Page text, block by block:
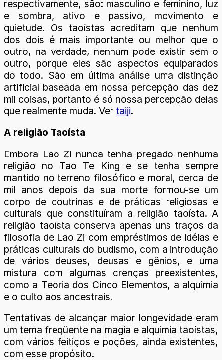
respectivamente, são: masculino e feminino, luz
e sombra, ativo e passivo, movimento e
quietude. Os taoístas acreditam que nenhum
dos dois é mais importante ou melhor que o
outro, na verdade, nenhum pode existir sem o
outro, porque eles são aspectos equiparados
do todo. São em última análise uma distinção
artificial baseada em nossa percepção das dez
mil coisas, portanto é só nossa percepção delas
que realmente muda. Ver taiji.
A religião Taoísta
Embora Lao Zi nunca tenha pregado nenhuma
religião no Tao Te King e se tenha sempre
mantido no terreno filosófico e moral, cerca de
mil anos depois da sua morte formou-se um
corpo de doutrinas e de práticas religiosas e
culturais que constituíram a religião taoísta. A
religião taoísta conserva apenas uns traços da
filosofia de Lao Zi com empréstimos de idéias e
práticas culturais do budismo, com a introdução
de vários deuses, deusas e gênios, e uma
mistura com algumas crenças preexistentes,
como a Teoria dos Cinco Elementos, a alquimia
e o culto aos ancestrais.
Tentativas de alcançar maior longevidade eram
um tema freqüente na magia e alquimia taoístas,
com vários feitiços e poções, ainda existentes,
com esse propósito.